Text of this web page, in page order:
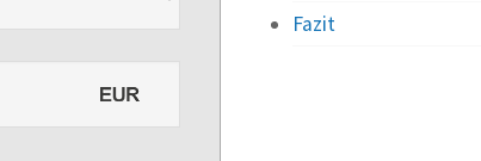
Fazit